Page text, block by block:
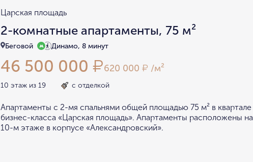
Царская площадь
2-комнатные апартаменты, 75 м²
Беговой Динамо, 8 минут
46 500 000 ₽620 000 ₽ /м²
10 этаж из 19 с отделкой
Апартаменты с 2-мя спальнями общей площадью 75 м² в квартале
бизнес-класса «Царская площадь». Апартаменты расположены на
10-м этаже в корпусе «Александровский».